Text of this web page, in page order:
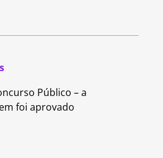
Público – a
foi aprovado